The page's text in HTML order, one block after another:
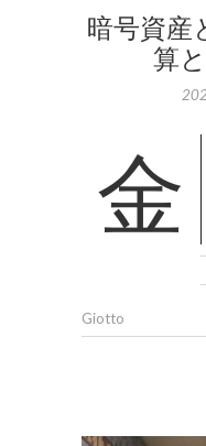
暗号資産
算
金融は私たちの生活に深く関
Giotto